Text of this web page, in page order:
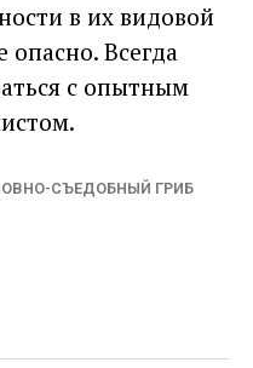
в их видовой
Всегда
с опытным
СЪЕДОБНЫЙ ГРИБ